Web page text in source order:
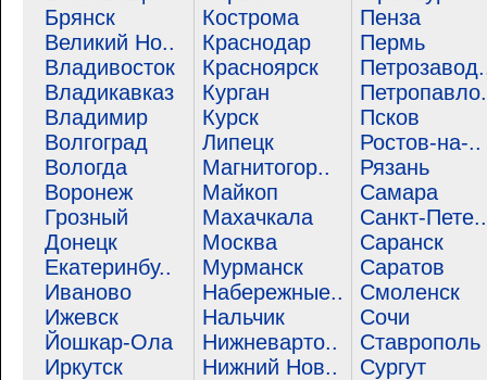
Брянск
Великий Но..
Владивосток
Владикавказ
Владимир
Волгоград
Вологда
Воронеж
Грозный
Донецк
Екатеринбу..
Иваново
Ижевск
Йошкар-Ола
Иркутск
Кострома
Краснодар
Красноярск
Курган
Курск
Липецк
Магнитогор..
Майкоп
Махачкала
Москва
Мурманск
Набережные..
Нальчик
Нижневарто..
Нижний Нов..
Пенза
Пермь
Псков
Ростов-на-..
Рязань
Самара
Санкт-Пете..
Саранск
Саратов
Смоленск
Сочи
Ставрополь
Сургут